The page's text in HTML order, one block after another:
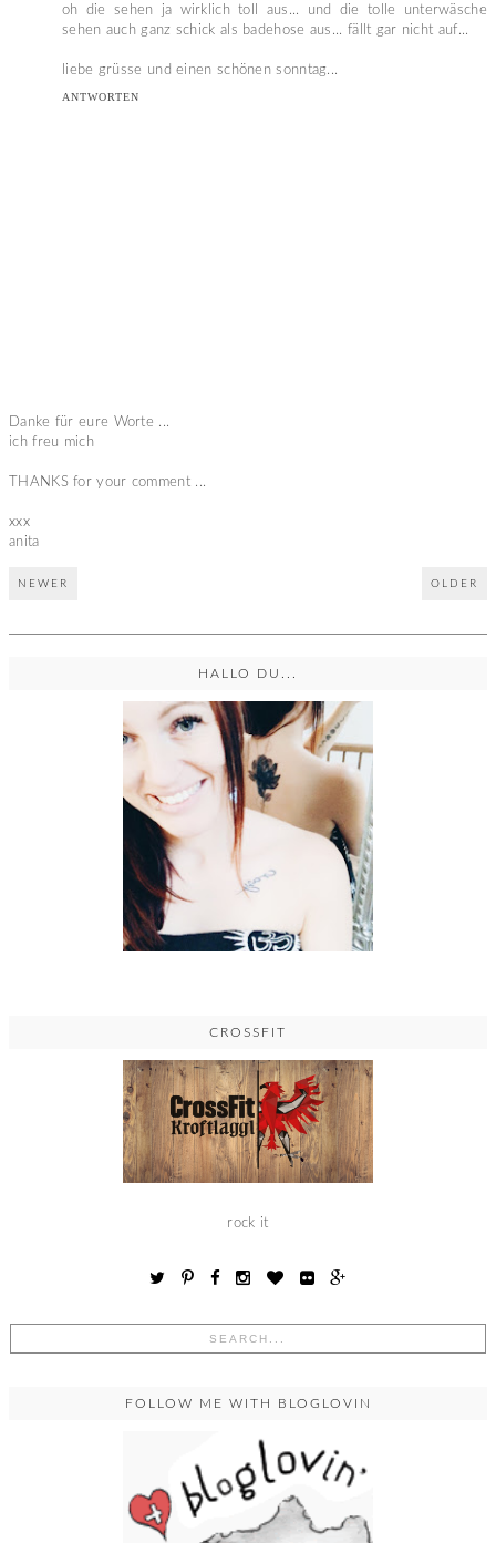
oh die sehen ja wirklich toll aus... und die tolle unterwäsche
sehen auch ganz schick als badehose aus... fällt gar nicht auf...
liebe grüsse und einen schönen sonntag...
ANTWORTEN
Danke für eure Worte ...
ich freu mich
THANKS for your comment ...
xxx
anita
NEWER OLDER
HALLO DU...
CROSSFIT
rock it
FOLLOW ME WITH BLOGLOVIN